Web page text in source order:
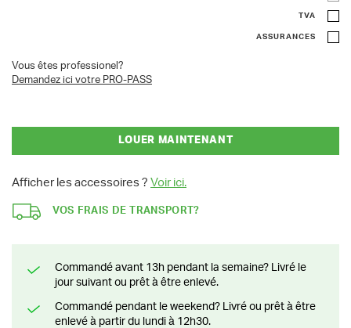
TVA
ASSURANCES
Vous êtes professionel?
Demandez ici votre PRO-PASS
LOUER MAINTENANT
Afficher les accessoires ? Voir ici.
VOS FRAIS DE TRANSPORT?
Commandé avant 13h pendant la semaine? Livré le
jour suivant ou prêt à être enlevé.
Commandé pendant le weekend? Livré ou prêt à être
enlevé à partir du lundi à 12h30.